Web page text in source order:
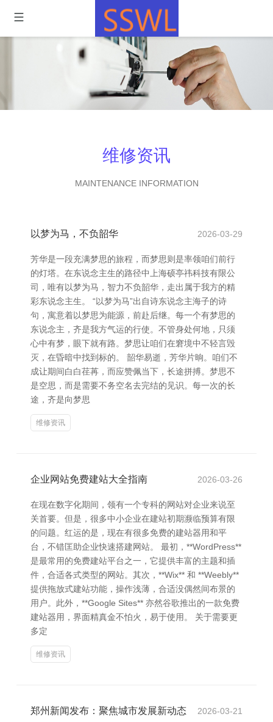
维修资讯
MAINTENANCE INFORMATION
以梦为马，不负韶华 2026-03-29
芳华是一段充满梦思的旅程，而梦思则是率领咱们前行
的灯塔。在东说念主生的路径中上海硕亭祎科技有限公
司，唯有以梦为马，智力不负韶华，走出属于我方的精
彩东说念主生。 “以梦为马”出自诗东说念主海子的诗
句，寓意着以梦思为能源，前赴后继。每一个有梦思的
东说念主，齐是我方气运的行使。不管身处何地，只须
心中有梦，眼下就有路。梦思让咱们在窘境中不轻言毁
灭，在昏暗中找到标的。 韶华易逝，芳华片晌。咱们不
成让期间白白荏苒，而应赞佩当下，长途拼搏。梦思不
是空思，而是需要不务空名去完结的见识。每一次的长
途，齐是向梦思
维修资讯
企业网站免费建站大全指南 2026-03-26
在现在数字化期间，领有一个专科的网站对企业来说至
关首要。但是，很多中小企业在建站初期濒临预算有限
的问题。红运的是，现在有很多免费的建站器用和平
台，不错匡助企业快速搭建网站。 最初，**WordPress**
是最常用的免费建站平台之一，它提供丰富的主题和插
件，合适各式类型的网站。其次，**Wix** 和 **Weebly**
提供拖放式建站功能，操作浅薄，合适没偶然间布景的
用户。此外，**Google Sites** 亦然谷歌推出的一款免费
建站器用，界面精真金不怕火，易于使用。 关于需要更
多定
维修资讯
郑州新闻发布：聚焦城市发展新动态 2026-03-21